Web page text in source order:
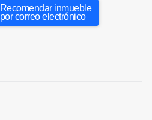
Recomendar inmueble
por correo electrónico